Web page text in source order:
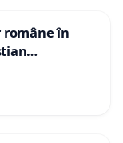
în
de